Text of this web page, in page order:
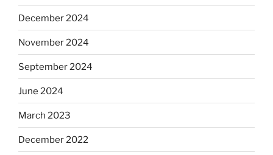
December 2024
November 2024
September 2024
June 2024
March 2023
December 2022